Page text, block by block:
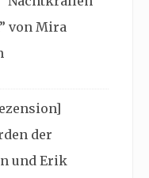
von Mira
der
und Erik